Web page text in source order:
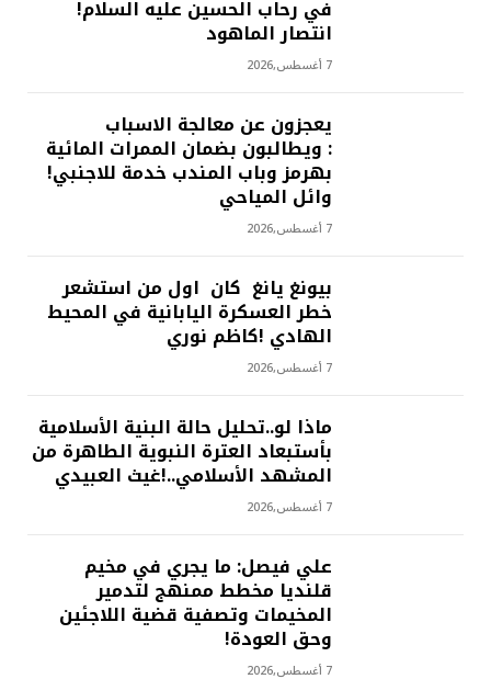
في رحاب الحسين عليه السلام!
انتصار الماهود
7 أغسطس,2026
يعجزون عن معالجة الاسباب
: ويطالبون بضمان الممرات المائية
بهرمز وباب المندب خدمة للاجنبي!
وائل المياحي
7 أغسطس,2026
بيونغ يانغ كان اول من استشعر
خطر العسكرة اليابانية في المحيط
الهادي !كاظم نوري
7 أغسطس,2026
ماذا لو..تحليل حالة البنية الأسلامية
بأستبعاد العترة النبوية الطاهرة من
المشهد الأسلامي..!غيث العبيدي
7 أغسطس,2026
علي فيصل: ما يجري في مخيم
قلنديا مخطط ممنهج لتدمير
المخيمات وتصفية قضية اللاجئين
وحق العودة!
7 أغسطس,2026